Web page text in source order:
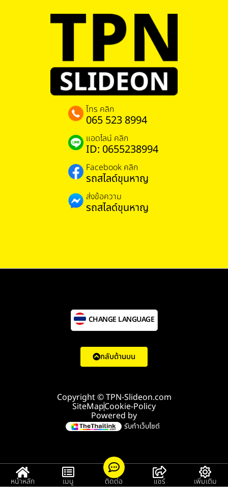
โทร คลิก
065 523 8994
แอดไลน์ คลิก
ID: 0655238994
Facebook คลิก
รถสไลด์ขุนหาญ
ส่งข้อความ
รถสไลด์ขุนหาญ
Copyright © TPN-Slideon.com
SiteMapCookie-Policy
Powered by
รับทำเว็บไซต์
CHANGE LANGUAGE
กลับด้านบน
หน้าหลัก เมนู ติดต่อ แชร์ เพิ่มเติม